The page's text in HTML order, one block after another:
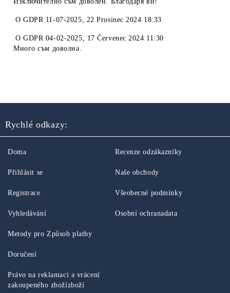
OGDPR 11-07-2025, 22 Prosinec 2024 18:33
OGDPR 04-02-2025, 17 Červenec 2024 11:30
Много съм доволна.
Rychlé odkazy:
Doma
Přihlásit se
Registrace
Vyhledávání
Recenze odzákazníky
Naše obchody
Všeobecné podmínky
Osobní ochranadata
Metody pro Způsob platby
Doručení
Právo na reklamaci a vrácení
zakoupeného zbožízboží